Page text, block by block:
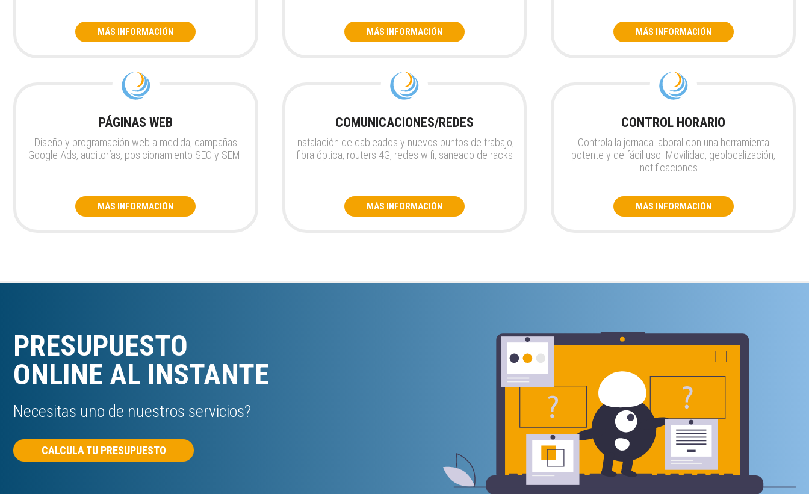
MÁS INFORMACIÓN MÁS INFORMACIÓN MÁS INFORMACIÓN
PÁGINAS WEB
Diseño y programación web a medida, campañas
Google Ads, auditorías, posicionamiento SEO y SEM.
MÁS INFORMACIÓN
COMUNICACIONES/REDES
Instalación de cableados y nuevos puntos de trabajo,
fibra óptica, routers 4G, redes wifi, saneado de racks
MÁS INFORMACIÓN
CONTROL HORARIO
Controla la jornada laboral con una herramienta
potente y de fácil uso. Movilidad, geolocalización,
notificaciones ...
MÁS INFORMACIÓN
PRESUPUESTO
ONLINE AL INSTANTE
Necesitas uno de nuestros servicios?
CALCULA TU PRESUPUESTO